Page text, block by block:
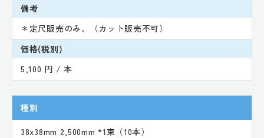
備考
＊定尺販売のみ。（カット販売不可）
価格(税別)
5,100 円 / 本
種別
38x38mm 2,500mm *1束（10本）